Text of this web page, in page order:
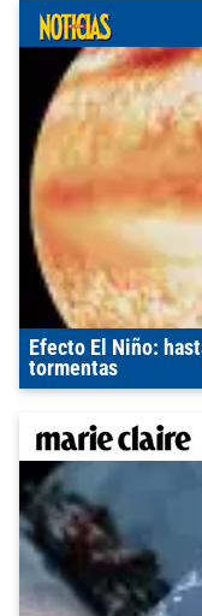
Efecto El Niño:
tormentas